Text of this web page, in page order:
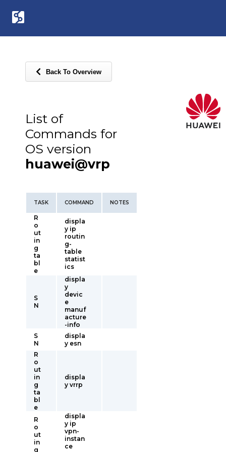
Back To Overview
List of
Commands for
OS version
huawei@vrp
TASK COMMAND NOTES
R
o
ut
in
g
ta
bl
e
displa
y ip
routin
g-
table
statist
ics
S
N
displa
y
devic
e
manuf
acture
-info
S
N
displa
y esn
R
o
ut
in
g
ta
bl
e
displa
y vrrp
R
o
ut
in
g
displa
y ip
vpn-
instan
ce